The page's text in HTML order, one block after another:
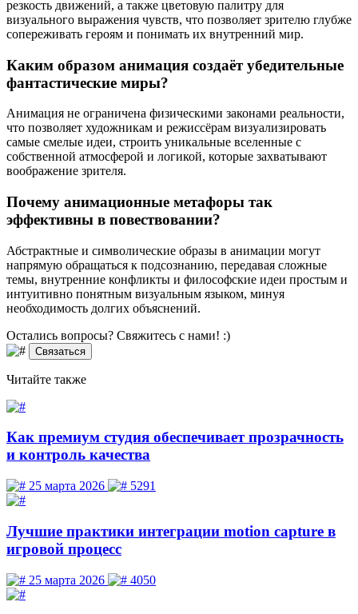
резкость движений, а также цветовую палитру для
визуального выражения чувств, что позволяет зрителю глубже
сопереживать героям и понимать их внутренний мир.
Каким образом анимация создаёт убедительные
фантастические миры?
Анимация не ограничена физическими законами реальности,
что позволяет художникам и режиссёрам визуализировать
самые смелые идеи, строить уникальные вселенные с
собственной атмосферой и логикой, которые захватывают
воображение зрителя.
Почему анимационные метафоры так
эффективны в повествовании?
Абстрактные и символические образы в анимации могут
напрямую обращаться к подсознанию, передавая сложные
темы, внутренние конфликты и философские идеи простым и
интуитивно понятным визуальным языком, минуя
необходимость долгих объяснений.
Остались вопросы? Свяжитесь с нами! :)
Связаться
Читайте также
Как премиум студия обеспечивает прозрачность
и контроль качества
25 марта 2026 5291
Лучшие практики интеграции motion capture в
игровой процесс
25 марта 2026 4050